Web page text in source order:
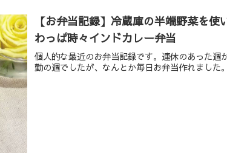
【お弁当記録】冷蔵庫の半端野菜を
わっぱ時々インドカレー弁当
個人的な最近のお弁当記録です。連休のあった週
勤の週でしたが、なんとか毎日お弁当作れました。